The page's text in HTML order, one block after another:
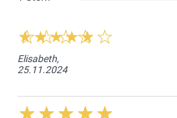
Elisabeth,
25.11.2024